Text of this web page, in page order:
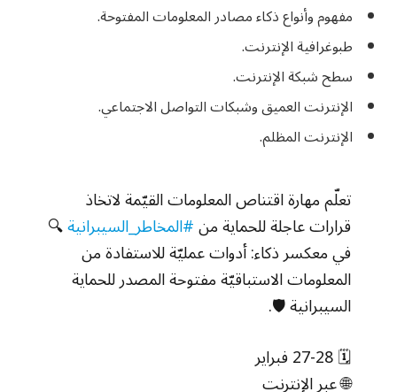
مفهوم وأنواع ذكاء مصادر المعلومات المفتوحة.
طبوغرافية الإنترنت.
سطح شبكة الإنترنت.
الإنترنت العميق وشبكات التواصل الاجتماعي.
الإنترنت المظلم.
تعلّم مهارة اقتناص المعلومات القيّمة لاتخاذ
قرارات عاجلة للحماية من#المخاطر_السيبرانية🔍
في معكسر ذكاء: أدوات عمليّة للاستفادة من
المعلومات الاستباقيّة مفتوحة المصدر للحماية
السيبرانية 🛡️.
🗓️ 27-28 فبراير
🌐 عبر الإنترنت